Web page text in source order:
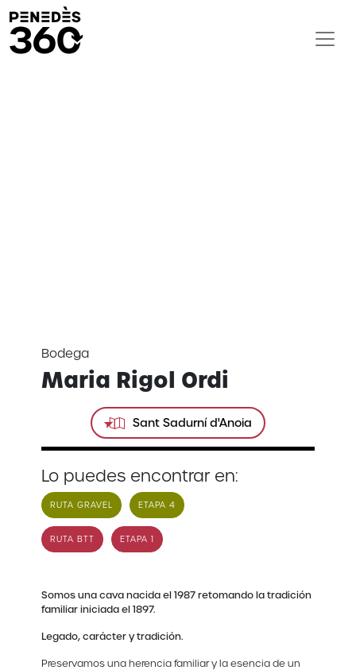
Bodega
Maria Rigol Ordi
Sant Sadurní d'Anoia
Lo puedes encontrar en:
RUTA GRAVEL ETAPA 4
RUTA BTT ETAPA 1
Somos una cava nacida el 1987 retomando la tradición
familiar iniciada el 1897.
Legado, carácter y tradición.
Preservamos una herencia familiar y la esencia de un